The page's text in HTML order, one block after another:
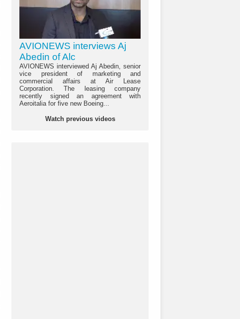
AVIONEWS interviews Aj
Abedin of Alc
AVIONEWS interviewed Aj Abedin, senior
vice president of marketing and
commercial affairs at Air Lease
Corporation. The leasing company
recently signed an agreement with
Aeroitalia for five new Boeing...
Watch previous videos